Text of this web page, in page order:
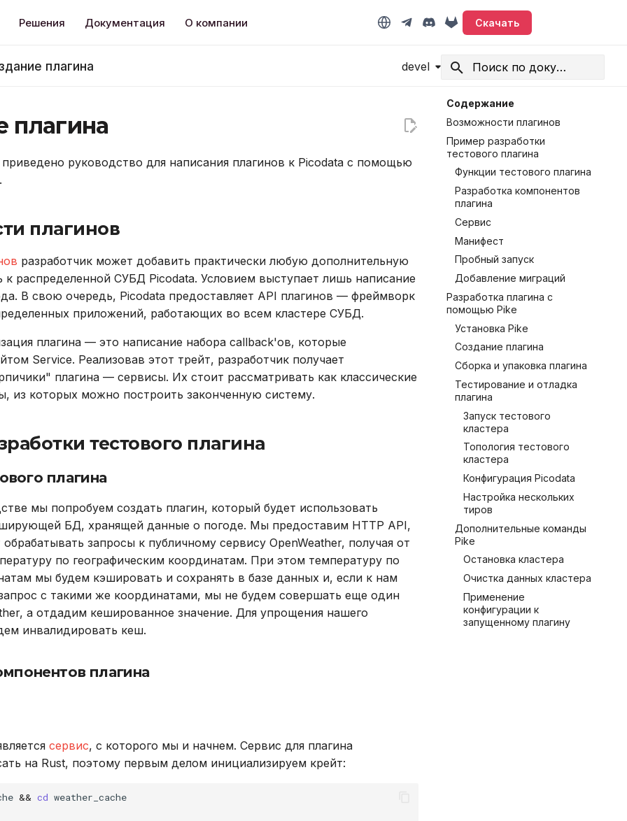
Решения Документация О компании Скачать
плагина devel
Содержание
Возможности плагинов
Пример разработки
тестового плагина
Функции тестового плагина
Разработка компонентов
плагина
Сервис
Манифест
Пробный запуск
Добавление миграций
Разработка плагина с
помощью Pike
Установка Pike
Создание плагина
Сборка и упаковка плагина
Тестирование и отладка
плагина
Запуск тестового
кластера
Топология тестового
кластера
Конфигурация Picodata
Настройка нескольких
тиров
Дополнительные команды
Pike
Остановка кластера
Очистка данных кластера
Применение
конфигурации к
запущенному плагину
плагина
руководство для написания плагинов к Picodata с помощью
плагинов
разработчик может добавить практически любую дополнительную
к распределенной СУБД Picodata. Условием выступает лишь написание
В свою очередь, Picodata предоставляет API плагинов — фреймворк
приложений, работающих во всем кластере СУБД.
плагина — это написание набора callback'ов, которые
Service. Реализовав этот трейт, разработчик получает
плагина — сервисы. Их стоит рассматривать как классические
из которых можно построить законченную систему.
тестового плагина
плагина
мы попробуем создать плагин, который будет использовать
БД, хранящей данные о погоде. Мы предоставим HTTP API,
запросы к публичному сервису OpenWeather, получая от
по географическим координатам. При этом температуру по
мы будем кэшировать и сохранять в базе данных и, если к нам
с такими же координатами, мы не будем совершать еще один
а отдадим кешированное значение. Для упрощения нашего
инвалидировать кеш.
плагина
сервис, с которого мы и начнем. Сервис для плагина
на Rust, поэтому первым делом инициализируем крейт:
&& cd weather_cache